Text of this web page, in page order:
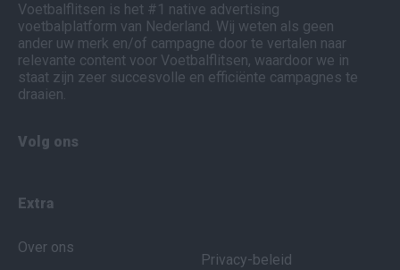
Voetbalflitsen is het #1 native advertising
voetbalplatform van Nederland. Wij weten als geen
ander uw merk en/of campagne door te vertalen naar
relevante content voor Voetbalflitsen, waardoor we in
staat zijn zeer succesvolle en efficiënte campagnes te
draaien.
Volg ons
Extra
Over ons
Privacy-beleid